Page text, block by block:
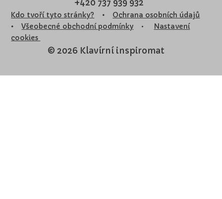
+420 737 939 932
Kdo tvoří tyto stránky? •
Ochrana osobních údajů
•
Všeobecné obchodní podmínky • Nastavení
cookies
© 2026 Klavírní inspiromat